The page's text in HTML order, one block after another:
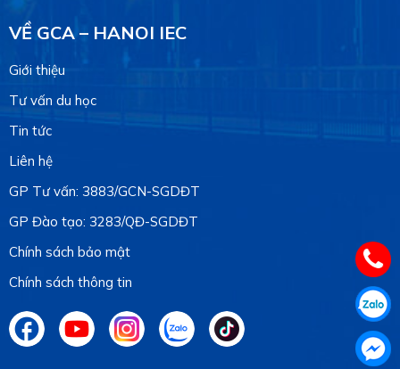
VỀ GCA – HANOI IEC
Giới thiệu
Tư vấn du học
Tin tức
Liên hệ
GP Tư vấn: 3883/GCN-SGDĐT
GP Đào tạo: 3283/QĐ-SGDĐT
Chính sách bảo mật
Chính sách thông tin